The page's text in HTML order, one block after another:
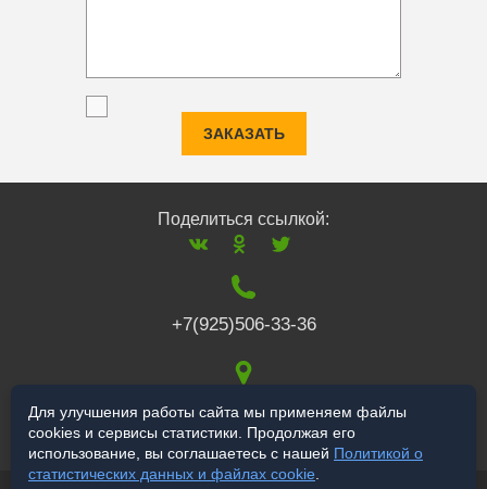
ЗАКАЗАТЬ
Поделиться ссылкой:
+7(925)506-33-36
117519,г. Москва,
Варшавское ш., 132
Для улучшения работы сайта мы применяем файлы
cookies и сервисы статистики. Продолжая его
использование, вы соглашаетесь с нашей Политикой о
статистических данных и файлах cookie